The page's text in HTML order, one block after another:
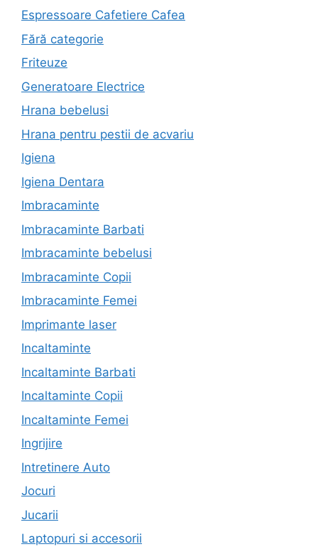
Espressoare Cafetiere Cafea
Fără categorie
Friteuze
Generatoare Electrice
Hrana bebelusi
Hrana pentru pestii de acvariu
Igiena
Igiena Dentara
Imbracaminte
Imbracaminte Barbati
Imbracaminte bebelusi
Imbracaminte Copii
Imbracaminte Femei
Imprimante laser
Incaltaminte
Incaltaminte Barbati
Incaltaminte Copii
Incaltaminte Femei
Ingrijire
Intretinere Auto
Jocuri
Jucarii
Laptopuri si accesorii